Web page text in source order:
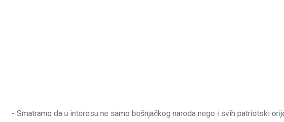
- Smatramo da u interesu ne samo bošnjačkog naroda nego i svih patriotski